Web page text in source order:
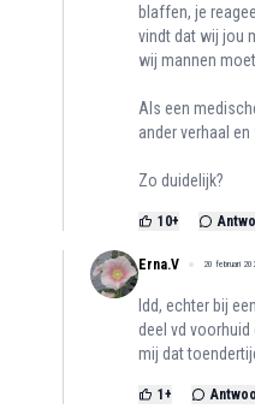
blaffen, je
vindt dat wij jou
wij mannen
Als een
ander verhaal
Zo duidelijk?
10+
Erna.V 20 februari
Idd, echter bij
deel vd voorhuid
mij dat
1 +